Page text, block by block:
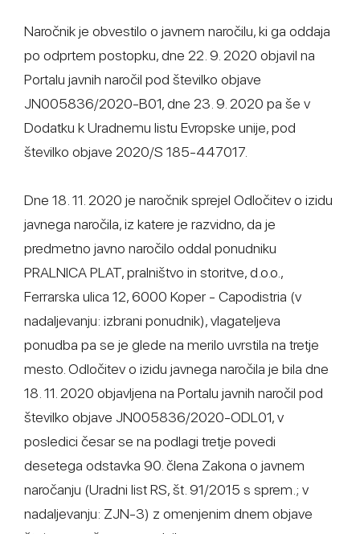
Naročnik je obvestilo o javnem naročilu, ki ga oddaja
po odprtem postopku, dne 22. 9. 2020 objavil na
Portalu javnih naročil pod številko objave
JN005836/2020-B01, dne 23. 9. 2020 pa še v
Dodatku k Uradnemu listu Evropske unije, pod
številko objave 2020/S 185-447017.
Dne 18. 11. 2020 je naročnik sprejel Odločitev o izidu
javnega naročila, iz katere je razvidno, da je
predmetno javno naročilo oddal ponudniku
PRALNICA PLAT, pralništvo in storitve, d.o.o.,
Ferrarska ulica 12, 6000 Koper - Capodistria (v
nadaljevanju: izbrani ponudnik), vlagateljeva
ponudba pa se je glede na merilo uvrstila na tretje
mesto. Odločitev o izidu javnega naročila je bila dne
18. 11. 2020 objavljena na Portalu javnih naročil pod
številko objave JN005836/2020-ODL01, v
posledici česar se na podlagi tretje povedi
desetega odstavka 90. člena Zakona o javnem
naročanju (Uradni list RS, št. 91/2015 s sprem.; v
nadaljevanju: ZJN-3) z omenjenim dnem objave